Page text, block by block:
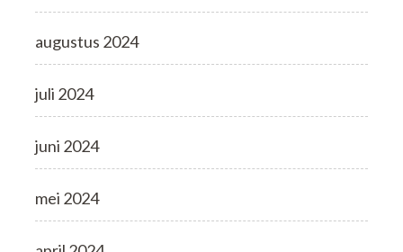
augustus 2024
juli 2024
juni 2024
mei 2024